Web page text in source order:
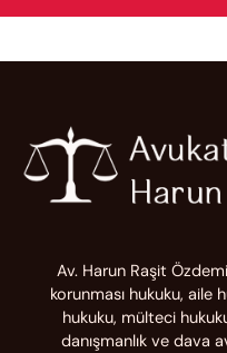
Av. Harun Raşit
korunması hukuku, aile
hukuku, mülteci
danışmanlık ve dava